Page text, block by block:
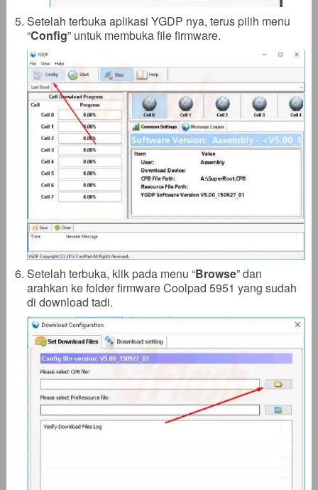
Setelah terbuka aplikasi YGDP nya, terus pilih menu
“Config” untuk membuka file firmware.
Setelah terbuka, klik pada menu “Browse” dan
arahkan ke folder firmware Coolpad 5951 yang sudah
di download tadi.